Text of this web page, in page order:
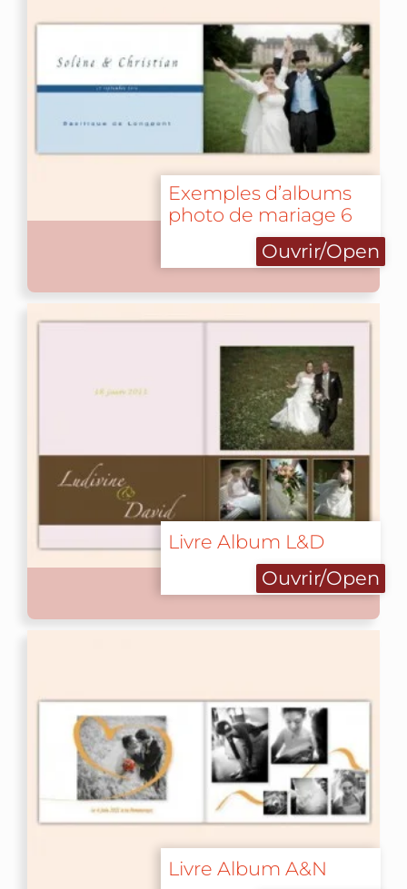
Exemples d’albums
photo de mariage 6
Ouvrir/Open
Livre Album L&D
Ouvrir/Open
Livre Album A&N